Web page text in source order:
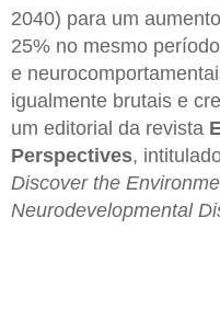
2040) para um
25% no mesmo
e
igualmente brutais e
um editorial da revista
Perspectives,
Discover the
Neurodevelopmental